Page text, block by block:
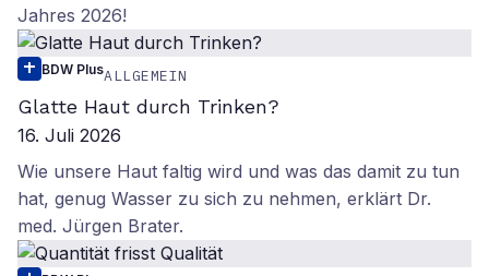
Jahres 2026!
BDW PlusALLGEMEIN
Glatte Haut durch Trinken?
16. Juli 2026
Wie unsere Haut faltig wird und was das damit zu tun
hat, genug Wasser zu sich zu nehmen, erklärt Dr.
med. Jürgen Brater.